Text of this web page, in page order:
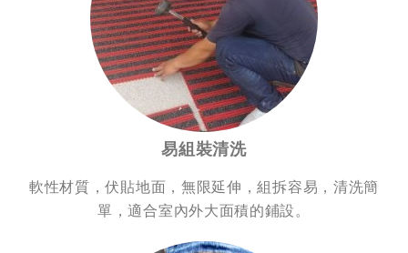
易組裝清洗
軟性材質，伏貼地面，無限延伸，組拆容易，清洗簡
單，適合室內外大面積的鋪設。